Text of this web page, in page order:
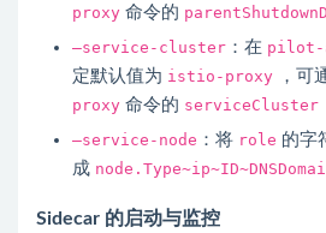
proxy 命令的
–service-cluster ：在 pilot-
定默认值为 istio-proxy ，可
proxy 命令的
–service-node ：将 role 的字
成
Sidecar 的启动与监控